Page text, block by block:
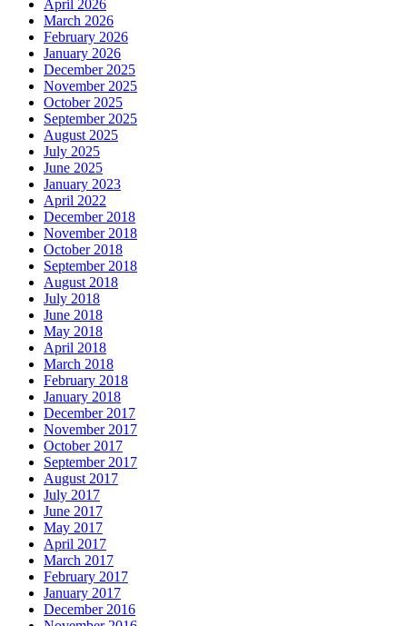
April 2026
March 2026
February 2026
January 2026
December 2025
November 2025
October 2025
September 2025
August 2025
July 2025
June 2025
January 2023
April 2022
December 2018
November 2018
October 2018
September 2018
August 2018
July 2018
June 2018
May 2018
April 2018
March 2018
February 2018
January 2018
December 2017
November 2017
October 2017
September 2017
August 2017
July 2017
June 2017
May 2017
April 2017
March 2017
February 2017
January 2017
December 2016